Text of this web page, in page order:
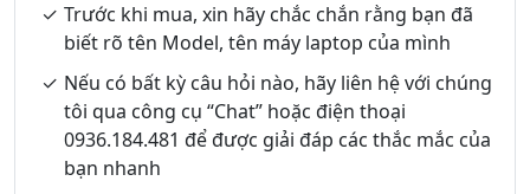
Trước khi mua, xin hãy chắc chắn rằng bạn đã
biết rõ tên Model, tên máy laptop của mình
Nếu có bất kỳ câu hỏi nào, hãy liên hệ với chúng
tôi qua công cụ “Chat” hoặc điện thoại
0936.184.481 để được giải đáp các thắc mắc của
bạn nhanh